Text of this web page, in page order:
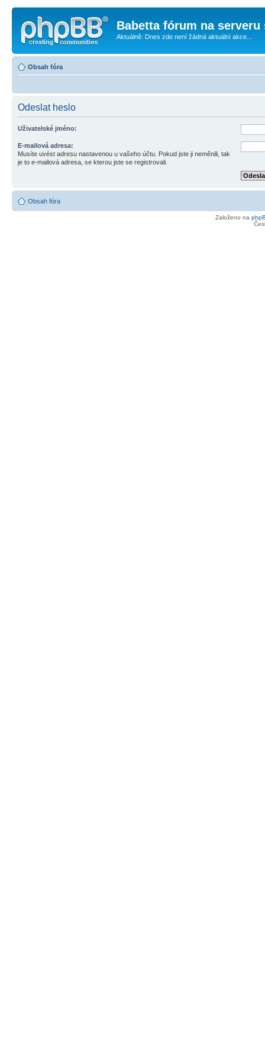
Babetta fórum na serveru
Aktuálně: Dnes zde není žádná aktuální akce...
Obsah fóra
Odeslat heslo
Uživatelské jméno:
E-mailová adresa:
Musíte uvést adresu nastavenou u vašeho účtu. Pokud jste ji neměnili, tak
je to e-mailová adresa, se kterou jste se registrovali.
Obsah fóra
Založeno na